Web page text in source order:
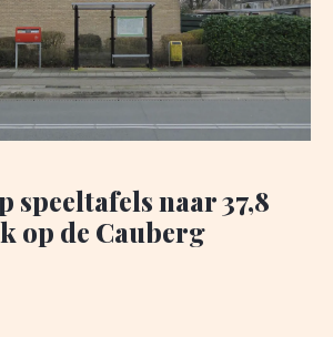
speeltafels naar 37,8
op de Cauberg